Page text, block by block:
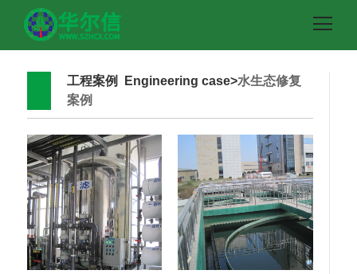
工程案例 Engineering case>水生态修复
案例